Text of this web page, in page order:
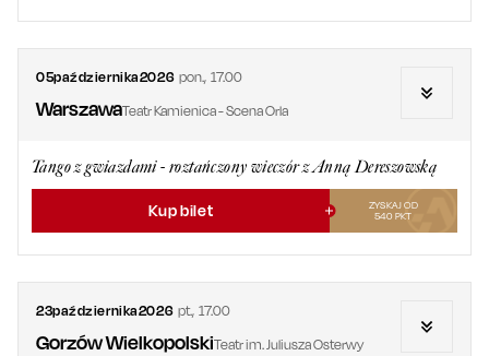
05października2026 pon.,17.00
WarszawaTeatr Kamienica - Scena Orla
Tango z gwiazdami - roztańczony wieczór z Anną Dereszowską
Kup bilet
ZYSKAJ OD
540 PKT
23października2026 pt.,17.00
Gorzów WielkopolskiTeatr im. Juliusza Osterwy